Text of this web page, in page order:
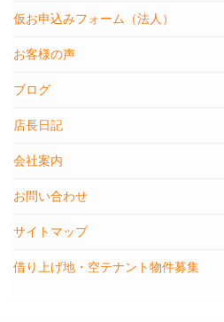
仮お申込みフォーム（法人）
お客様の声
ブログ
店長日記
会社案内
お問い合わせ
サイトマップ
借り上げ地・空テナント物件募集